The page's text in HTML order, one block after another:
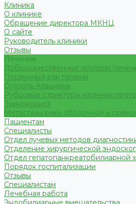
Клиника
О клинике
Обращение директора МКНЦ
О сайте
Руководитель клиники
Отзывы
Лечение
Доброкачественные опухоли
Первичный рак печени
Опухоль Клацкина
Рубцовые стриктуры желчных
Эхинококкоз
Метастазы рака ободочной и
Пациентам
Специалисты
Отдел лучевых методов
Отделение хирургической
Отдел гепатопанкреатобилиарной
Порядок госпитализации
Отзывы
Специалистам
Лечебная работа